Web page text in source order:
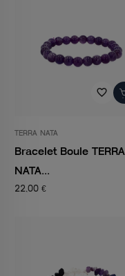
favorite_border
TERRA NATA
Bracelet Boule TERRA
NATA...
22,00 €